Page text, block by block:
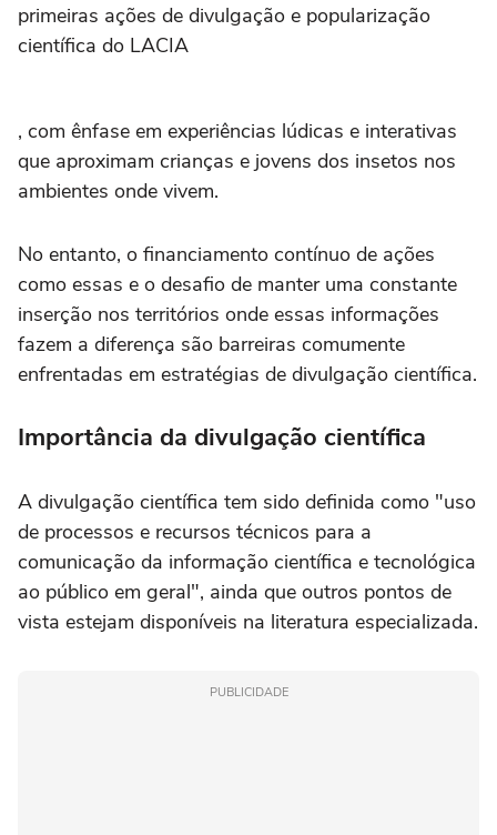
primeiras ações de divulgação e popularização
científica do LACIA
, com ênfase em experiências lúdicas e interativas
que aproximam crianças e jovens dos insetos nos
ambientes onde vivem.
No entanto, o financiamento contínuo de ações
como essas e o desafio de manter uma constante
inserção nos territórios onde essas informações
fazem a diferença são barreiras comumente
enfrentadas em estratégias de divulgação científica.
Importância da divulgação científica
A divulgação científica tem sido definida como "uso
de processos e recursos técnicos para a
comunicação da informação científica e tecnológica
ao público em geral", ainda que outros pontos de
vista estejam disponíveis na literatura especializada.
PUBLICIDADE